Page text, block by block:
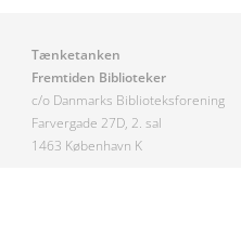
Tænketanken
Fremtiden Biblioteker
c/o Danmarks Biblioteksforening
Farvergade 27D, 2. sal
1463 København K